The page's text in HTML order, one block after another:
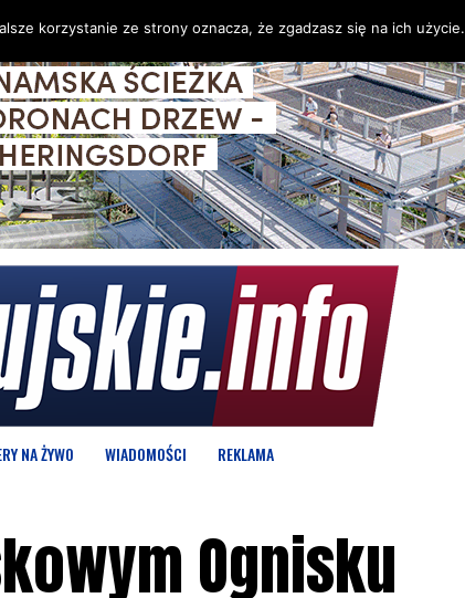
NA ŻYWO WIADOMOŚCI REKLAMA
Ognisku
korzystanie ze strony oznacza, że zgadzasz się na ich użycie.